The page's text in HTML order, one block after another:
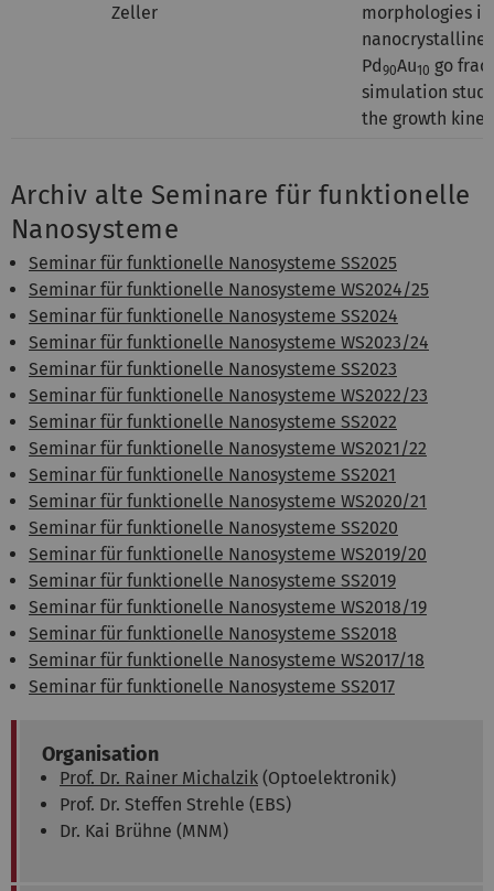
Zeller
morphologies in
nanocrystalline
Pd90Au10 go
simulation
the growth
Archiv alte Seminare für funktionelle
Nanosysteme
Seminar für funktionelle Nanosysteme SS2025
Seminar für funktionelle Nanosysteme WS2024/25
Seminar für funktionelle Nanosysteme SS2024
Seminar für funktionelle Nanosysteme WS2023/24
Seminar für funktionelle Nanosysteme SS2023
Seminar für funktionelle Nanosysteme WS2022/23
Seminar für funktionelle Nanosysteme SS2022
Seminar für funktionelle Nanosysteme WS2021/22
Seminar für funktionelle Nanosysteme SS2021
Seminar für funktionelle Nanosysteme WS2020/21
Seminar für funktionelle Nanosysteme SS2020
Seminar für funktionelle Nanosysteme WS2019/20
Seminar für funktionelle Nanosysteme SS2019
Seminar für funktionelle Nanosysteme WS2018/19
Seminar für funktionelle Nanosysteme SS2018
Seminar für funktionelle Nanosysteme WS2017/18
Seminar für funktionelle Nanosysteme SS2017
Organisation
Prof. Dr. Rainer Michalzik (Optoelektronik)
Prof. Dr. Steffen Strehle (EBS)
Dr. Kai Brühne (MNM)